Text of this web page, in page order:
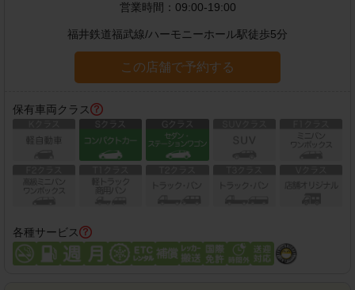
営業時間： 09:00-19:00
福井鉄道福武線/ハーモニーホール駅徒歩5分
この店舗で予約する
保有車両クラス
各種サービス